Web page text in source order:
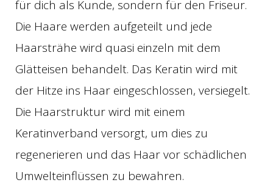
für dich als Kunde, sondern für den Friseur.
Die Haare werden aufgeteilt und jede
Haarsträhe wird quasi einzeln mit dem
Glätteisen behandelt. Das Keratin wird mit
der Hitze ins Haar eingeschlossen, versiegelt.
Die Haarstruktur wird mit einem
Keratinverband versorgt, um dies zu
regenerieren und das Haar vor schädlichen
Umwelteinflüssen zu bewahren.